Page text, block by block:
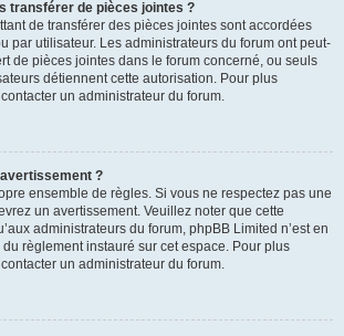
transférer de pièces jointes ?
de transférer des pièces jointes sont accordées
par utilisateur. Les administrateurs du forum ont peut-
de pièces jointes dans le forum concerné, ou seuls
détiennent cette autorisation. Pour plus
un administrateur du forum.
?
ensemble de règles. Si vous ne respectez pas une
un avertissement. Veuillez noter que cette
administrateurs du forum, phpBB Limited n’est en
règlement instauré sur cet espace. Pour plus
un administrateur du forum.